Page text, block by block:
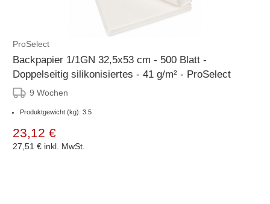
ProSelect
Backpapier 1/1GN 32,5x53 cm - 500 Blatt -
Doppelseitig silikonisiertes - 41 g/m² - ProSelect
9 Wochen
Produktgewicht (kg): 3.5
23,12 €
27,51 € inkl. MwSt.